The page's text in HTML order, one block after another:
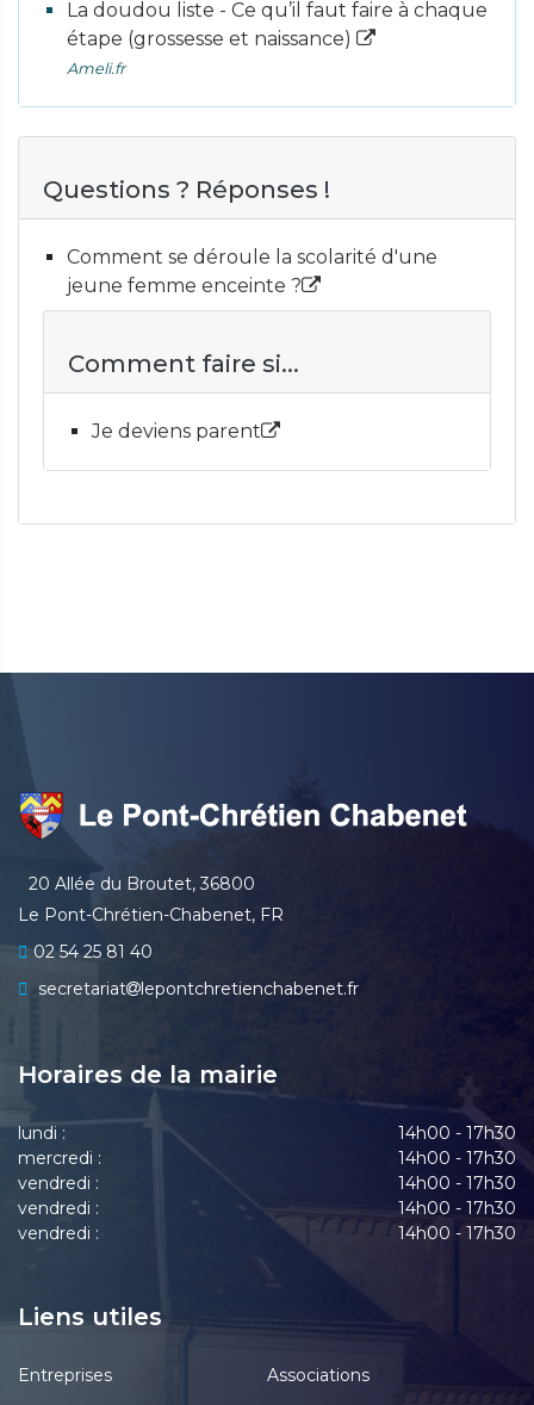
La doudou liste - Ce qu’il faut faire à chaque
étape (grossesse et naissance)
Ameli.fr
Questions ? Réponses !
Comment se déroule la scolarité d'une
jeune femme enceinte ?
Comment faire si...
Je deviens parent
20 Allée du Broutet, 36800
Le Pont-Chrétien-Chabenet, FR
02 54 25 81 40
secretariat
lepontchretienchabenet.fr
Horaires de la mairie
lundi :
14h00 - 17h30
mercredi :
14h00 - 17h30
vendredi :
14h00 - 17h30
vendredi :
14h00 - 17h30
vendredi :
14h00 - 17h30
Liens utiles
Entreprises Associations